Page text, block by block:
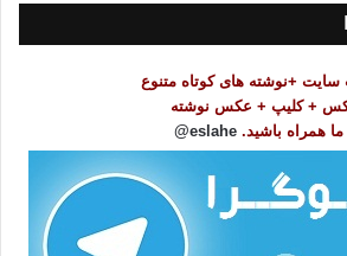
+نوشته های کوتاه متنوع
+ کلیپ + عکس نوشته
ما همراه باشید. eslahe@